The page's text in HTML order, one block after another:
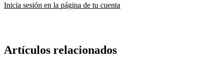
Inicia sesión en la página de tu cuenta
Artículos relacionados